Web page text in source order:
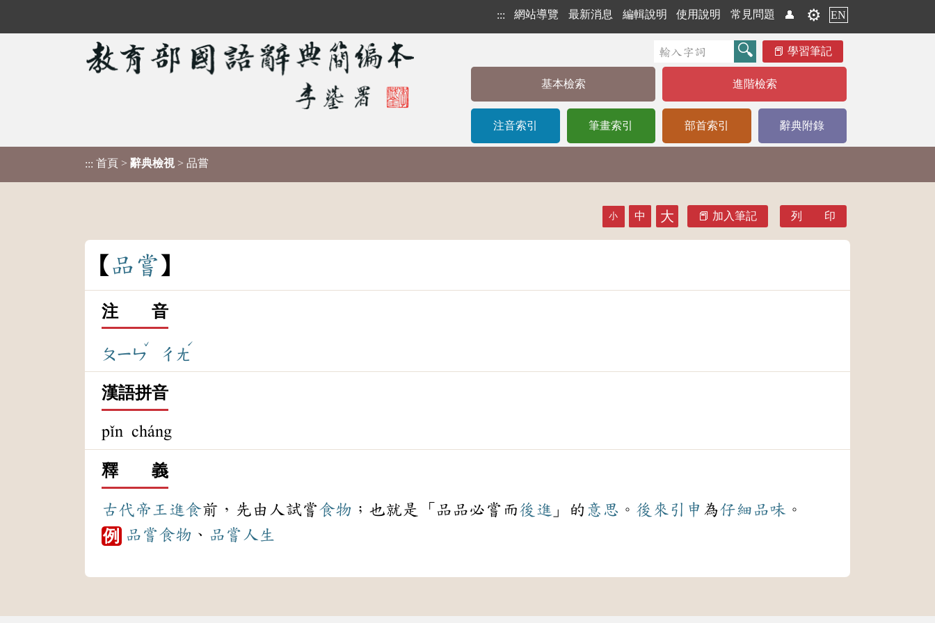
::: 網站導覽 最新消息 編輯說明 使用說明 常見問題 👤 ⚙️ EN
學習筆記
基本檢索 進階檢索
注音索引 筆畫索引 部首索引 辭典附錄
::: 首頁 > 辭典檢視 > 品嘗
小 中 大 加入筆記 列 印
品嘗
注 音
ㄆㄧㄣ
ˇ
ㄔㄤ
ˊ
漢語拼音
pǐn cháng
釋 義
古代帝王進食前，先由人試嘗食物 ；也就是「品品必嘗而後進 」的 意思 。 後來引申 為仔細 品味 。
例 品嘗食物 、 品嘗 人生